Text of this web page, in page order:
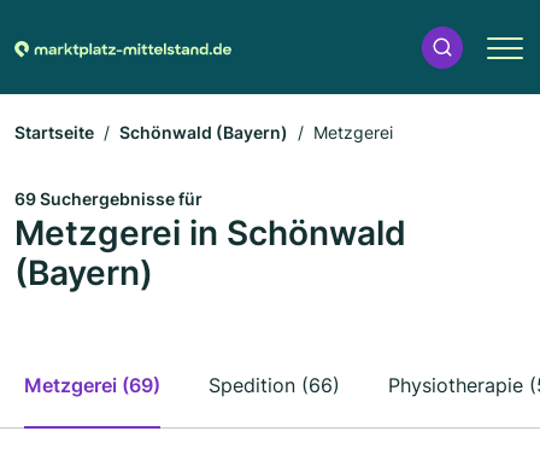
Startseite Schönwald (Bayern) Metzgerei
69 Suchergebnisse für
Metzgerei in Schönwald
(Bayern)
Metzgerei (69) Spedition (66) Physiotherapie